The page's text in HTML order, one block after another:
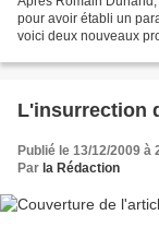
pour avoir établi un
voici deux nouveaux
L'insurrection
Publié le 13/12/2009 à
Par la Rédaction